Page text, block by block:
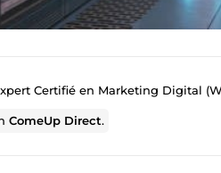
Certifié en Marketing Digital
ComeUp Direct.